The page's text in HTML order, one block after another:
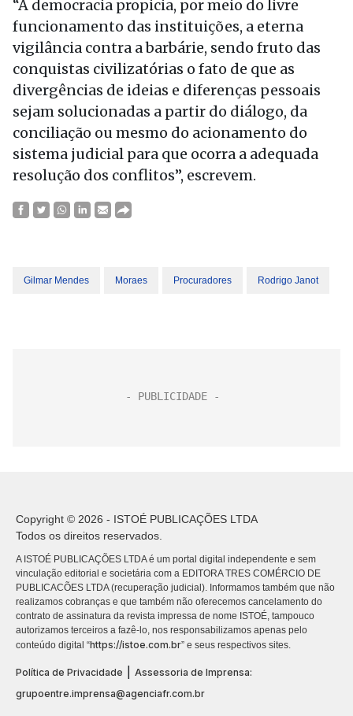
“A democracia propicia, por meio do livre
funcionamento das instituições, a eterna
vigilância contra a barbárie, sendo fruto das
conquistas civilizatórias o fato de que as
divergências de ideias e diferenças pessoais
sejam solucionadas a partir do diálogo, da
conciliação ou mesmo do acionamento do
sistema judicial para que ocorra a adequada
resolução dos conflitos”, escrevem.
Gilmar Mendes Moraes Procuradores Rodrigo Janot
Copyright © 2026 - ISTOÉ PUBLICAÇÕES LTDA
Todos os direitos reservados.
A ISTOÉ PUBLICAÇÕES LTDA é um portal digital independente e sem
vinculação editorial e societária com a EDITORA TRES COMÉRCIO DE
PUBLICACÕES LTDA (recuperação judicial). Informamos também que não
realizamos cobranças e que também não oferecemos cancelamento do
contrato de assinatura da revista impressa de nome ISTOÉ, tampouco
autorizamos terceiros a fazê-lo, nos responsabilizamos apenas pelo
conteúdo digital “https://istoe.com.br” e seus respectivos sites.
Política de Privacidade
Assessoria de Imprensa:
grupoentre.imprensa@agenciafr.com.br